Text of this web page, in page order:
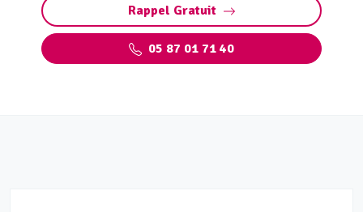
Rappel Gratuit
05 87 01 71 40